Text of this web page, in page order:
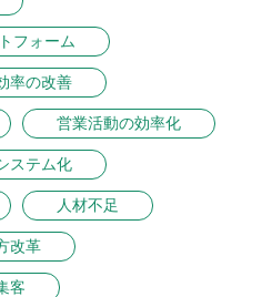
フォーム
率の改善
営業活動の効率化
ステム化
人材不足
改革
客